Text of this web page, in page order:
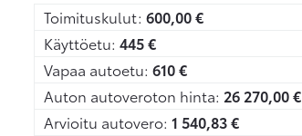
Toimituskulut: 600,00€
Käyttöetu: 445€
Vapaa autoetu: 610€
Auton autoveroton hinta: 26 270,00€
Arvioitu autovero: 1 540,83€